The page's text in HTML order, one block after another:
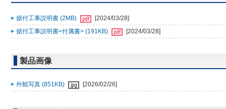
据付工事説明書 (2MB)
[2024/03/28]
据付工事説明書<付属書> (191KB)
[2024/03/28]
製品画像
外観写真 (851KB) [2026/02/26]